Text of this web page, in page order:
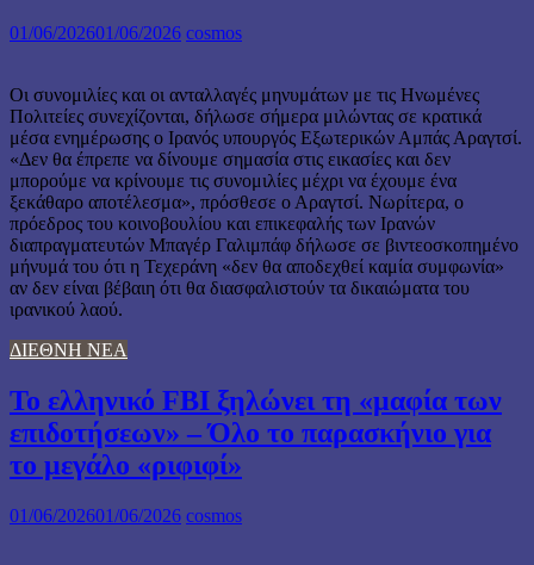
01/06/202601/06/2026 cosmos
Οι συνομιλίες και οι ανταλλαγές μηνυμάτων με τις Ηνωμένες
Πολιτείες συνεχίζονται, δήλωσε σήμερα μιλώντας σε κρατικά
μέσα ενημέρωσης ο Ιρανός υπουργός Εξωτερικών Αμπάς Αραγτσί.
«Δεν θα έπρεπε να δίνουμε σημασία στις εικασίες και δεν
μπορούμε να κρίνουμε τις συνομιλίες μέχρι να έχουμε ένα
ξεκάθαρο αποτέλεσμα», πρόσθεσε ο Αραγτσί. Νωρίτερα, ο
πρόεδρος του κοινοβουλίου και επικεφαλής των Ιρανών
διαπραγματευτών Μπαγέρ Γαλιμπάφ δήλωσε σε βιντεοσκοπημένο
μήνυμά του ότι η Τεχεράνη «δεν θα αποδεχθεί καμία συμφωνία»
αν δεν είναι βέβαιη ότι θα διασφαλιστούν τα δικαιώματα του
ιρανικού λαού.
ΔΙΕΘΝΗ ΝΕΑ
Το ελληνικό FBI ξηλώνει τη «μαφία των
επιδοτήσεων» – Όλο το παρασκήνιο για
το μεγάλο «ριφιφί»
01/06/202601/06/2026 cosmos